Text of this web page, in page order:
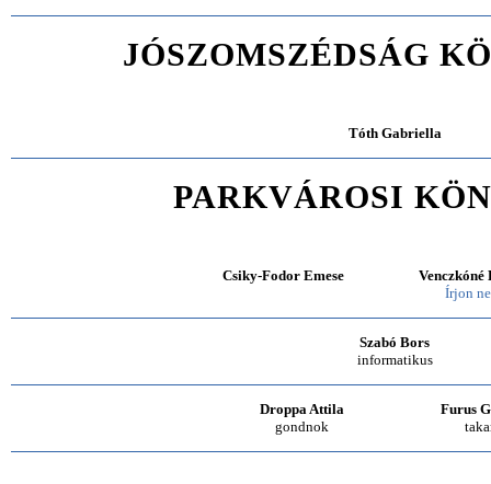
JÓSZOMSZÉDSÁG
Tóth Gabriella
PARKVÁROSI
Csiky-Fodor Emese
Venczkóné
Írjon
Szabó Bors
informatikus
Droppa Attila
gondnok
Furus